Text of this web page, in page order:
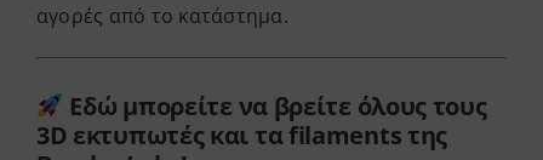
αγορές από το κατάστημα.
Εδώ μπορείτε να βρείτε όλους τους
3D εκτυπωτές και τα filaments της